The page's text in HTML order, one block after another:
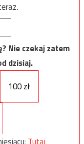
Nie czekaj zatem
dzisiaj.
100 zł